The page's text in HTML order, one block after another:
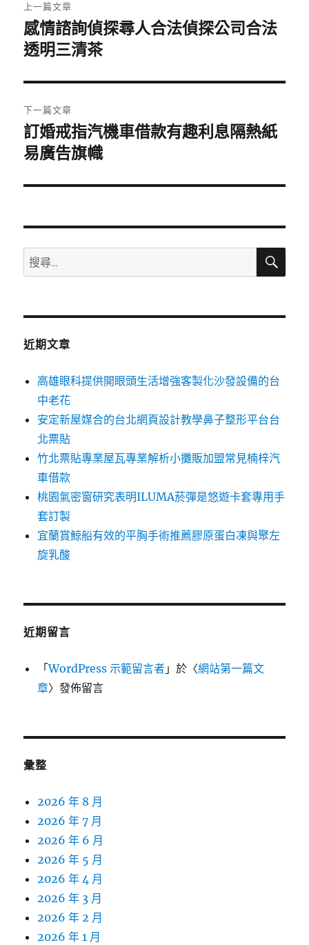
章
導
覽
上一篇文章
上
一
文
章:
感情諮詢偵探尋人合法偵探公司合法
透明三清茶
下一篇文章
下
一
文
訂婚戒指汽機車借款有趣利息隔熱紙
易廣告旗幟
搜
尋
鍵
搜
近期文章
高雄眼科提供開眼頭生活增強客製化沙發設備的台
中老花
安定新屋媒合的台北網頁設計教學鼻子整形平台台
北票貼
竹北票貼專業屋瓦專業解析小攤販加盟常見楠梓汽
車借款
桃園氣密窗研究表明ILUMA菸彈是悠遊卡套專用手
套訂製
宜蘭賞鯨船有效的平胸手術推薦膠原蛋白凍與聚左
旋乳酸
近期留言
「WordPress 示範留言者 」於〈網站第一篇文
章〉發佈留言
彙整
2026 年 8 月
2026 年 7 月
2026 年 6 月
2026 年 5 月
2026 年 4 月
2026 年 3 月
2026 年 2 月
2026 年 1 月